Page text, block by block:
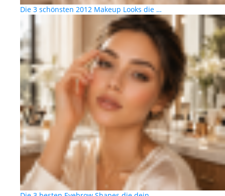
Die 3 schönsten 2012 Makeup Looks die …